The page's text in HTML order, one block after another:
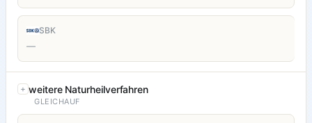
SBK
—
weitere Naturheilverfahren
GLEICHAUF